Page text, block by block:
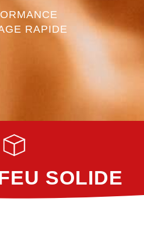
RAPIDE
SOLIDE